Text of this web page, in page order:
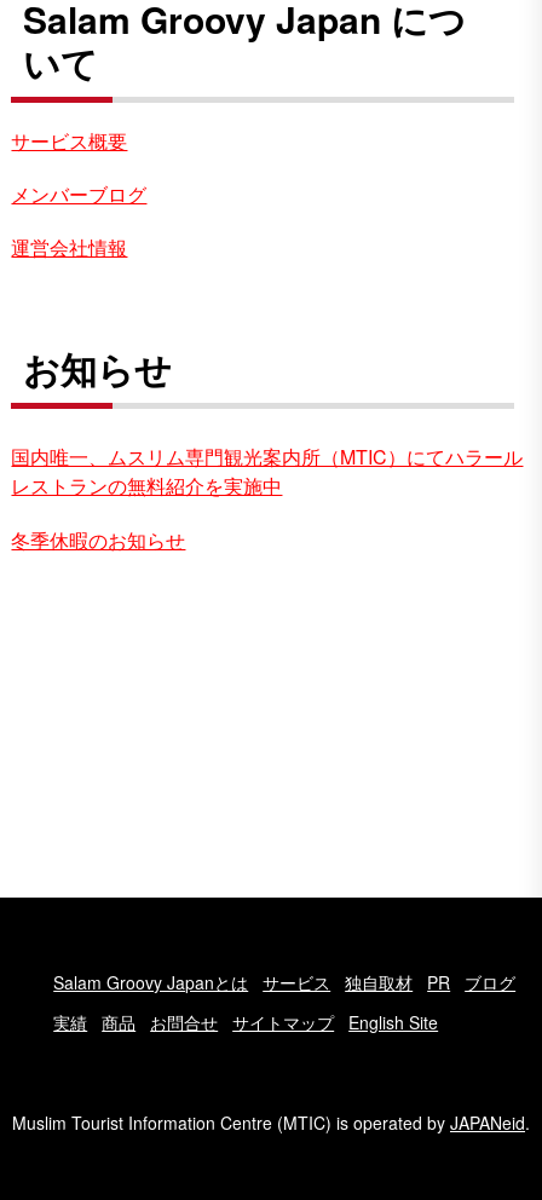
Salam Groovy Japan につ
いて
サービス概要
メンバーブログ
運営会社情報
お知らせ
国内唯一、ムスリム専門観光案内所（MTIC）にてハラール
レストランの無料紹介を実施中
冬季休暇のお知らせ
Salam Groovy Japanとは サービス 独自取材 PR
ブログ
実績
商品 お問合せ サイトマップ English Site
Muslim Tourist Information Centre (MTIC) is operated by JAPANeid.